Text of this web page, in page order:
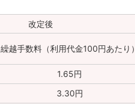
改定後
繰越手数料（利用代金100円あたり）
1.65円
3.30円